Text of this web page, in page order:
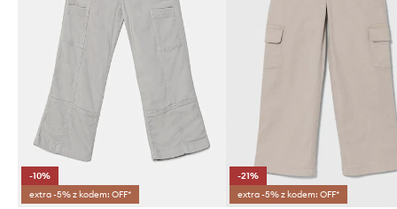
-10%
extra -5% z kodem: OFF*
-21%
extra -5% z kodem: OFF*